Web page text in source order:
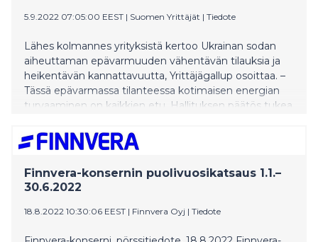
5.9.2022 07:05:00 EEST | Suomen Yrittäjät | Tiedote
Lähes kolmannes yrityksistä kertoo Ukrainan sodan
aiheuttaman epävarmuuden vähentävän tilauksia ja
heikentävän kannattavuutta, Yrittäjägallup osoittaa. –
Tässä epävarmassa tilanteessa kotimaisen energian
turvaaminen on kaikkien etu. Hallituksen päätös tukea
erinomainen, toimitusjohtaja Mikael Pentikäinen
Suomen Yrittäjistä sanoo.
Finnvera-konsernin puolivuosikatsaus 1.1.–
30.6.2022
18.8.2022 10:30:06 EEST | Finnvera Oyj | Tiedote